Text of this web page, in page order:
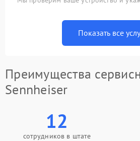
Показать все
Преимущества
Sennheiser
12
сотрудников в штате